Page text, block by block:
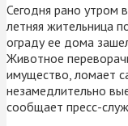
Сегодня рано утром
летняя жительница
ограду ее дома
Животное
имущество, ломает
незамедлительно
сообщает пресс-